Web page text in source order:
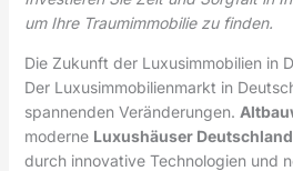
um Ihre Traumimmobilie zu finden.
Die Zukunft der Luxusimmobilien in
Der Luxusimmobilienmarkt in
spannenden Veränderungen.
moderne Luxushäuser Deutschland
durch innovative Technologien und